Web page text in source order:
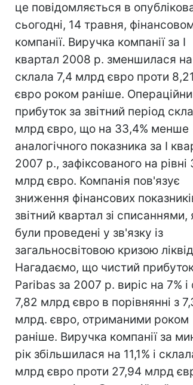
це повідомляється в
сьогодні, 14 травня,
компанії. Виручка компанії за I
квартал 2008 р. зменшилася на
склала 7,4 млрд євро проти
євро роком раніше.
прибуток за звітний період
млрд євро, що на 33,4% менше
аналогічного показника за I
2007 р., зафіксованого на рівні
млрд євро. Компанія пов'язує
зниження фінансових
звітний квартал зі списаннями,
були проведені у зв'язку із
загальносвітовою кризою
Нагадаємо, що чистий
Paribas за 2007 р. виріс на 7% і
7,82 млрд євро в порівнянні з
млрд. євро, отриманими роком
раніше. Виручка компанії за
рік збільшилася на 11,1% і
млрд євро проти 27,94 млрд